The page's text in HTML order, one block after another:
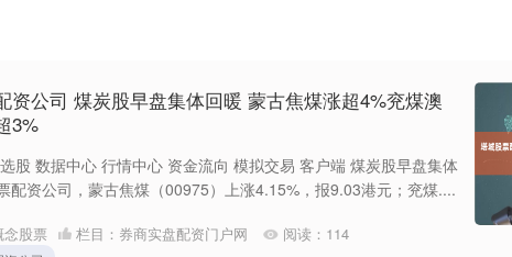
资公司 煤炭股早盘集体回暖 蒙古焦煤涨超4%兖煤澳
3%
股 数据中心 行情中心 资金流向 模拟交易 客户端 煤炭股早盘集体
配资公司，蒙古焦煤（00975）上涨4.15%，报9.03港元；兖煤....
念股票 栏目： 券商实盘配资门户网 阅读： 114